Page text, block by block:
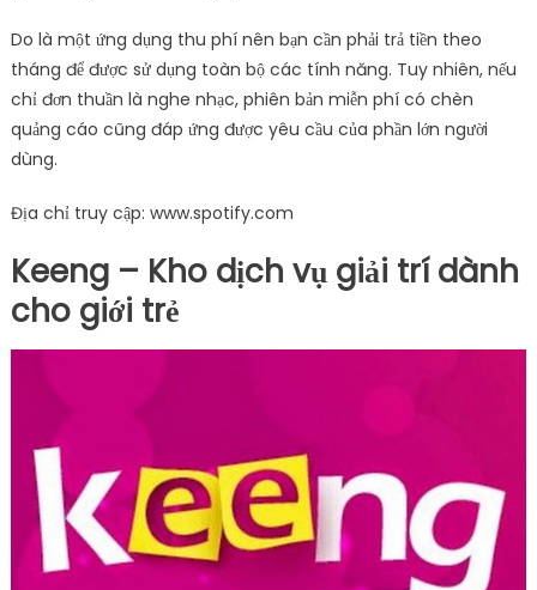
Do là một ứng dụng thu phí nên bạn cần phải trả tiền theo
tháng để được sử dụng toàn bộ các tính năng. Tuy nhiên, nếu
chỉ đơn thuần là nghe nhạc, phiên bản miễn phí có chèn
quảng cáo cũng đáp ứng được yêu cầu của phần lớn người
dùng.
Địa chỉ truy cập: www.spotify.com
Keeng – Kho dịch vụ giải trí dành
cho giới trẻ